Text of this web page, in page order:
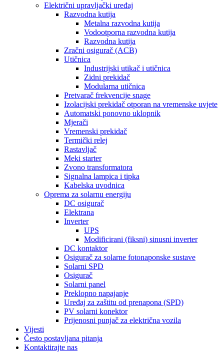
Električni upravljački uređaj
Razvodna kutija
Metalna razvodna kutija
Vodootporna razvodna kutija
Razvodna kutija
Zračni osigurač (ACB)
Utičnica
Industrijski utikač i utičnica
Zidni prekidač
Modularna utičnica
Pretvarač frekvencije snage
Izolacijski prekidač otporan na vremenske uvjete
Automatski ponovno uklopnik
Mjerači
Vremenski prekidač
Termički relej
Rastavljač
Meki starter
Zvono transformatora
Signalna lampica i tipka
Kabelska uvodnica
Oprema za solarnu energiju
DC osigurač
Elektrana
Inverter
UPS
Modificirani (fiksni) sinusni inverter
DC kontaktor
Osigurač za solarne fotonaponske sustave
Solarni SPD
Osigurač
Solarni panel
Preklopno napajanje
Uređaj za zaštitu od prenapona (SPD)
PV solarni konektor
Prijenosni punjač za električna vozila
Vijesti
Često postavljana pitanja
Kontaktirajte nas